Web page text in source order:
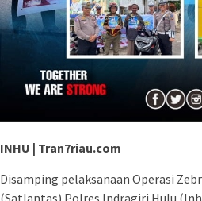
INHU | Tran7riau.com
Disamping pelaksanaan Operasi